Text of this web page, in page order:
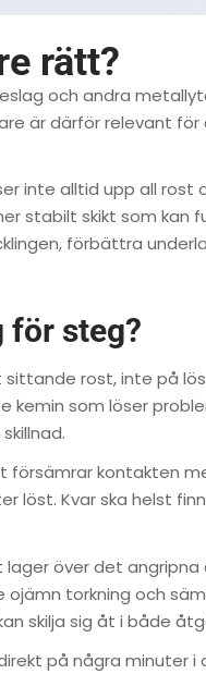
rätt?
och andra
är därför relevant för
inte alltid upp all rost
stabilt skikt som kan
förbättra
för steg?
rost, inte på
som löser
försämrar kontakten
löst. Kvar ska helst
över det
torkning och
skilja sig åt i både
på några minuter i